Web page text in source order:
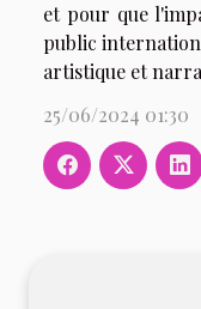
et pour que
public
artistique et
25/06/2024 01:30